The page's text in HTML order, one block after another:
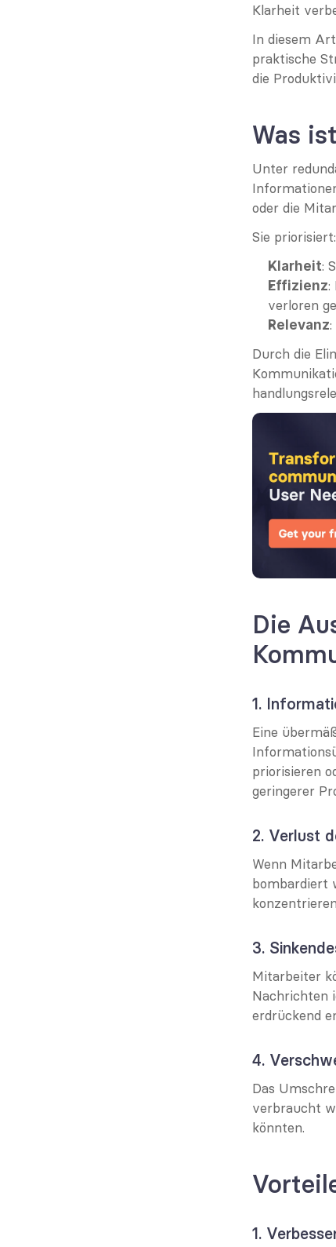
Klarheit
In diesem
praktische
die
Was
Unter
oder die
Sie priorisiert:
Klarheit:
Effizienz:
verloren
Relevanz
Durch die
Die
1.
Eine
priorisieren
geringerer
2. Verlust
Wenn
bombardiert
3.
Mitarbeiter
Nachrichten
erdrückend
4.
Das
verbraucht
könnten.
1.